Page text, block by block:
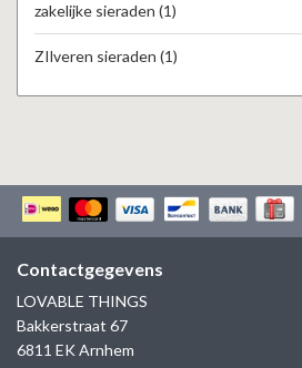
zakelijke sieraden (1)
ZIlveren sieraden (1)
Contactgegevens
LOVABLE THINGS
Bakkerstraat 67
6811 EK Arnhem